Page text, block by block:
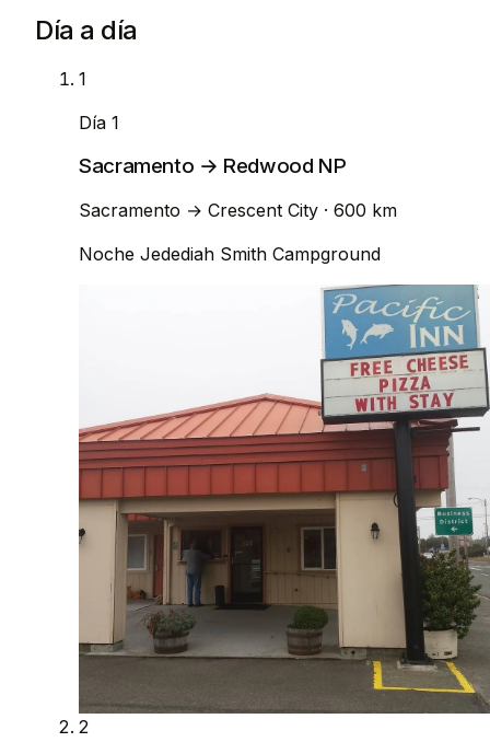
Día a día
1
Día 1
Sacramento → Redwood NP
Sacramento → Crescent City · 600 km
Noche Jedediah Smith Campground
2